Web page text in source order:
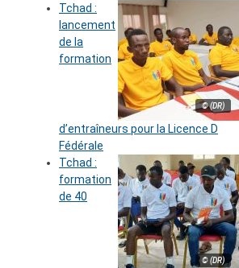
© (DR)
Tchad :
lancement
de la
formation
d’entraîneurs pour la Licence D
Fédérale
© (DR)
Tchad :
formation
de 40